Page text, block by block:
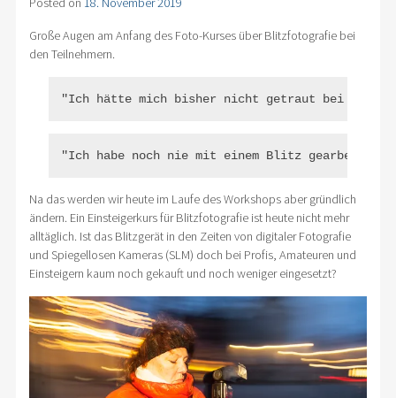
Große Augen am Anfang des Foto-Kurses über Blitzfotografie bei
den Teilnehmern.
"Ich hätte mich bisher nicht getraut bei
"Ich habe noch nie mit einem Blitz gearbeitet!"
Na das werden wir heute im Laufe des Workshops aber gründlich
ändern. Ein Einsteigerkurs für Blitzfotografie ist heute nicht mehr
alltäglich. Ist das Blitzgerät in den Zeiten von digitaler Fotografie
und Spiegellosen Kameras (SLM) doch bei Profis, Amateuren und
Einsteigern kaum noch gekauft und noch weniger eingesetzt?